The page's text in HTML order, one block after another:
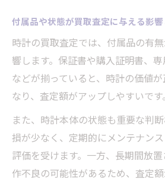
付属品や状態が買取査定に与える影
時計の買取査定では、付属品の有
響します。保証書や購入証明書、
などが揃っていると、時計の価値
なり、査定額がアップしやすいです。
また、時計本体の状態も重要な判
損が少なく、定期的にメンテナン
評価を受けます。一方、長期間放
作不良の可能性があるため、査定